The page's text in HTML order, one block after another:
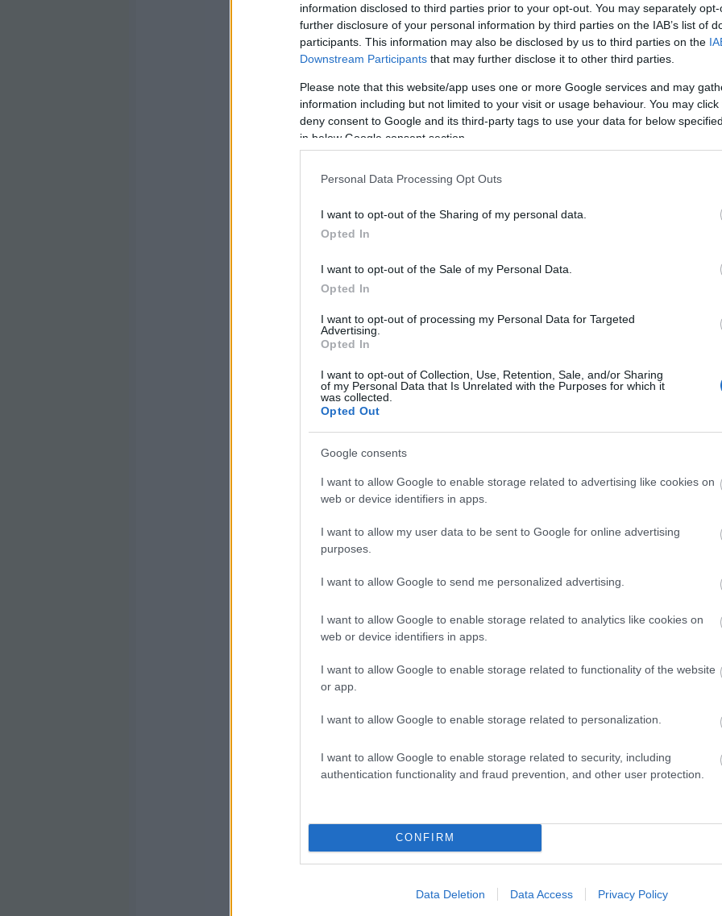
information disclosed to third parties prior to your opt-out. You may separately
further disclosure of your personal information by third parties on the IAB’s list of
participants. This information may also be disclosed by us to third parties on the
Downstream Participants that may further disclose it to other third parties.
Please note that this website/app uses one or more Google services and may
information including but not limited to your visit or usage behaviour. You may
deny consent to Google and its third-party tags to use your data for below
in below Google consent section.
Personal Data Processing Opt Outs
I want to opt-out of the Sharing of my personal data.
Opted In
I want to opt-out of the Sale of my Personal Data.
Opted In
I want to opt-out of processing my Personal Data for Targeted
Advertising.
Opted In
I want to opt-out of Collection, Use, Retention, Sale, and/or Sharing
of my Personal Data that Is Unrelated with the Purposes for which it
was collected.
Opted Out
Google consents
I want to allow Google to enable storage related to advertising like cookies on
web or device identifiers in apps.
I want to allow my user data to be sent to Google for online advertising
purposes.
I want to allow Google to send me personalized advertising.
I want to allow Google to enable storage related to analytics like cookies on
web or device identifiers in apps.
I want to allow Google to enable storage related to functionality of the website
or app.
I want to allow Google to enable storage related to personalization.
I want to allow Google to enable storage related to security, including
authentication functionality and fraud prevention, and other user protection.
CONFIRM
Data Deletion Data Access Privacy Policy
-
Cs(
Kaif(
( profil
hami (
7
lázadás(3)
) csata
dalmátok (
(3) (
földközi
(5)frankok (
hungarorum
gyarmat (3
)
hódító
(
honti
miklós (
(4)ii.
(4)ii